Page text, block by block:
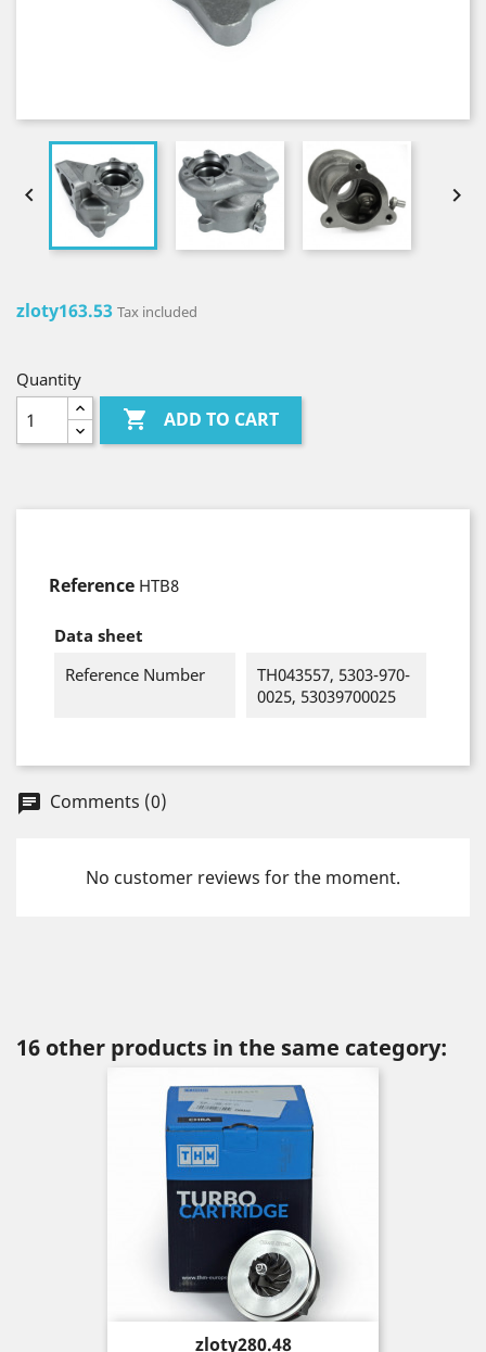
 
zloty163.53 Tax included
Quantity
 ADD TO CART
Reference HTB8
Data sheet
Reference Number
TH043557, 5303-970-
0025, 53039700025
chat Comments (0)
No customer reviews for the moment.
16 other products in the same category:
Price
zloty280.48